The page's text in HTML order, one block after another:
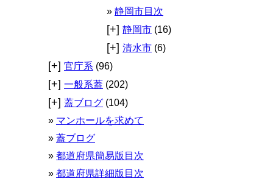
静岡市目次
[+] 静岡市 (16)
[+] 清水市 (6)
[+] 官庁系 (96)
[+] 一般系蓋 (202)
[+] 蓋ブログ (104)
マンホールを求めて
蓋ブログ
都道府県簡易版目次
都道府県詳細版目次